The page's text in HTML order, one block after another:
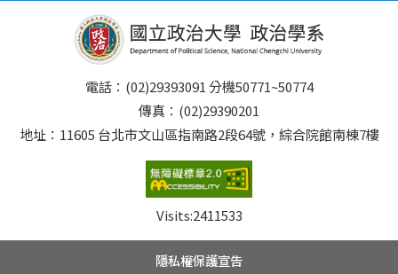
電話：(02)29393091 分機50771~50774
傳真：(02)29390201
地址：11605 台北市文山區指南路2段64號，綜合院館南棟7樓
Visits:2411533
隱私權保護宣告